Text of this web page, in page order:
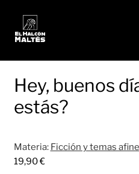
Hey, buenos
estás?
Materia: Ficción y temas
19,90€